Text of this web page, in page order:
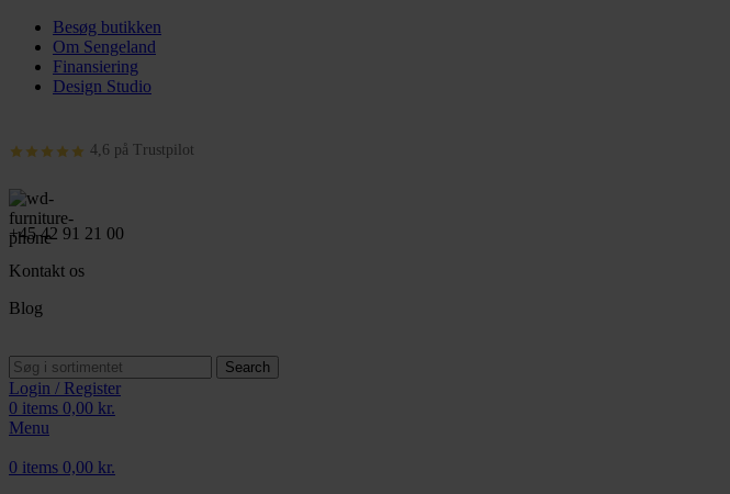
Besøg butikken
Om Sengeland
Finansiering
Design Studio
4,6 på Trustpilot
+45 42 91 21 00
Kontakt os
Blog
Search
Login / Register
0 items 0,00 kr.
Menu
0 items 0,00 kr.